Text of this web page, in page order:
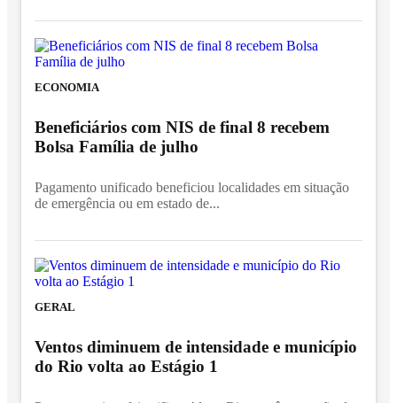
ECONOMIA
Beneficiários com NIS de final 8 recebem
Bolsa Família de julho
Pagamento unificado beneficiou localidades em situação
de emergência ou em estado de...
GERAL
Ventos diminuem de intensidade e município
do Rio volta ao Estágio 1